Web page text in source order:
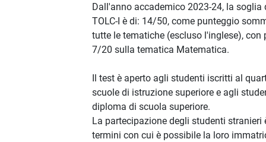
Dall'anno accademico 2023-24, la soglia
TOLC-I è di: 14/50, come punteggio
tutte le tematiche (escluso l'inglese),
7/20 sulla tematica Matematica.
Il test è aperto agli studenti iscritti al
scuole di istruzione superiore e agli
diploma di scuola superiore.
La partecipazione degli studenti stranieri
termini con cui è possibile la loro